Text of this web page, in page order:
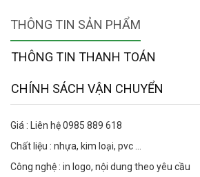
THÔNG TIN SẢN PHẨM
THÔNG TIN THANH TOÁN
CHÍNH SÁCH VẬN CHUYỂN
Giá : Liên hệ 0985 889 618
Chất liệu : nhựa, kim loại, pvc ...
Công nghệ : in logo, nội dung theo yêu cầu